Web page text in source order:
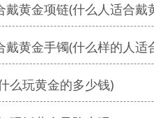
戴黄金项链(什么人适合戴
戴黄金手镯(什么样的人适
么玩黄金的多少钱)